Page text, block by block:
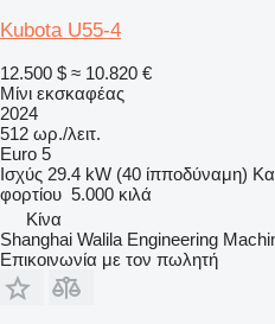
Kubota U55-4
12.500 $ ≈ 10.820 €
Μίνι εκσκαφέας
2024
512 ωρ./λειτ.
Euro 5
Ισχύς 29.4 kW (40 ίπποδύναμη)
φορτίου 5.000 κιλά
Κίνα
Shanghai Walila Engineering
Επικοινωνία με τον πωλητή